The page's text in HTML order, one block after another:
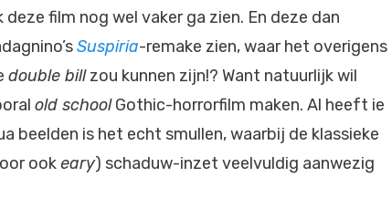
film nog wel vaker ga zien. En deze dan
Suspiria-remake zien, waar het overigens
double billzou kunnen zijn!? Want natuurlijk wil
old schoolGothic-horrorfilm maken. Al heeft ie
beelden is het echt smullen, waarbij de klassieke
ookeary) schaduw-inzet veelvuldig aanwezig